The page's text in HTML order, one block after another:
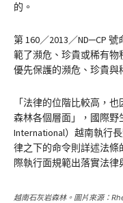
的。
第 160／2013／ND─CP
範了瀕危、珍貴或稀有
優先保護的瀕危、珍貴與
「法律的位階比較高，
森林各個層面」，國際野
International）越南執行
律之下的命令則詳述法
際執行面規範出落實法律
越南石灰岩森林。圖片來源：